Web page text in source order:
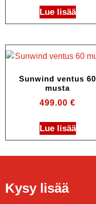
Lue lisää
Sunwind ventus 60
musta
499.00 €
Lue lisää
Kysy lisää